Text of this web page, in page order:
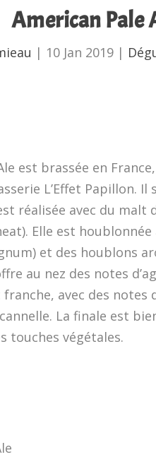
American Pale
| 10 Jan 2019 |
est brassée en
L’Effet Papillon. Il
réalisée avec du malt
Elle est houblonnée
et des houblons
au nez des notes
avec des notes
La finale est
touches végétales.